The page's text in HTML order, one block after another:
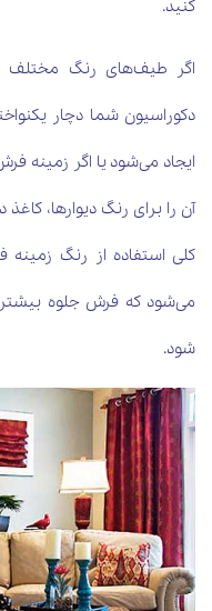
کنید.
اگر طیف‌های رنگ مختلف
دکوراسیون شما دچار
ایجاد می‌شود یا اگر زمینه
آن را برای رنگ دیوارها،
کلی استفاده از رنگ
می‌شود که فرش جلوه
شود.